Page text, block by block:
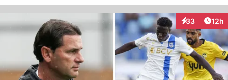
33
Interaktionen
12h